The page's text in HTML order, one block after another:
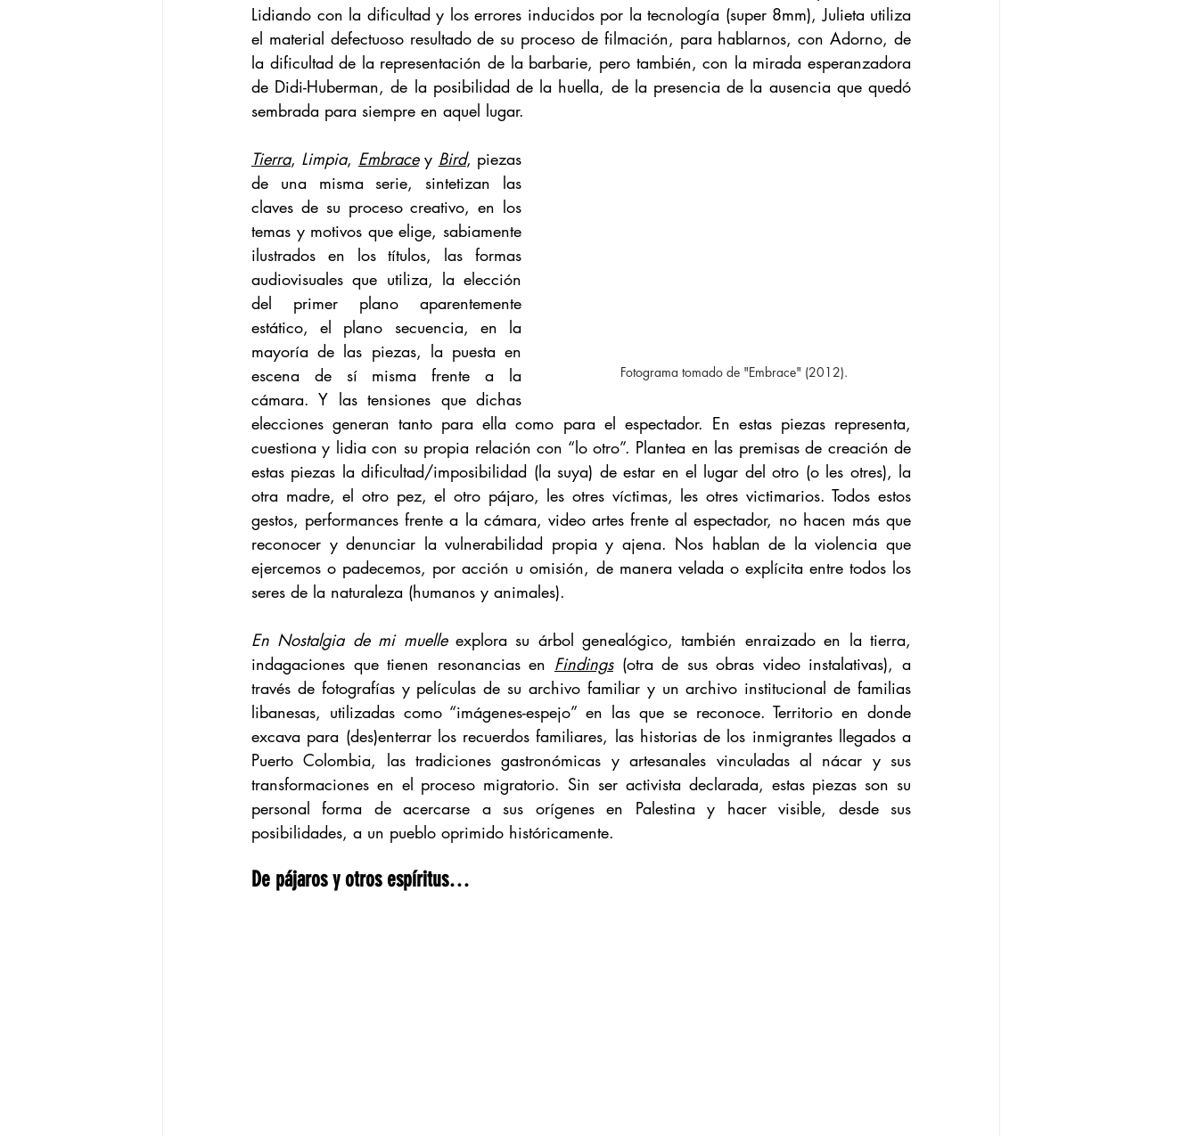
Lidiando con la dificultad y los errores inducidos por la tecnología (super 8mm), Julieta utiliza
el material defectuoso resultado de su proceso de filmación, para hablarnos, con Adorno, de
la dificultad de la representación de la barbarie, pero también, con la mirada esperanzadora
de Didi-Huberman, de la posibilidad de la huella, de la presencia de la ausencia que quedó
sembrada para siempre en aquel lugar.
Fotograma tomado de "Embrace" (2012).
Tierra, Limpia, Embrace y Bird, piezas
de una misma serie,
sintetizan
las
claves de su proceso creativo, en los
temas y motivos que elige, sabiamente
ilustrados en los títulos, las formas
audiovisuales que utiliza, la elección
del primer plano aparentemente
estático, el plano secuencia, en la
mayoría de las piezas, la puesta en
escena de sí misma frente a la
cámara. Y las tensiones que dichas
elecciones generan tanto para ella como para el espectador. En estas piezas representa,
cuestiona y lidia con su propia relación con “lo otro”. Plantea en las premisas de creación de
estas piezas la dificultad/imposibilidad (la suya) de estar en el lugar del otro (o les otres), la
otra madre, el otro pez, el otro pájaro, les otres víctimas, les otres victimarios. Todos estos
gestos, performances frente a la cámara, video artes frente al espectador, no hacen más que
reconocer y denunciar la vulnerabilidad propia y ajena. Nos hablan de la violencia que
ejercemos o padecemos, por acción u omisión, de manera velada o explícita entre todos los
seres de la naturaleza (humanos y animales).
En Nostalgia de mi muelle explora su árbol genealógico, también enraizado en la tierra,
indagaciones que tienen resonancias en Findings (otra de sus obras video instalativas), a
través de fotografías y películas de su archivo familiar y un archivo institucional de familias
libanesas, utilizadas como “imágenes-espejo” en las que se reconoce. Territorio en donde
excava para (des)enterrar los recuerdos familiares, las historias de los inmigrantes llegados a
Puerto Colombia, las tradiciones gastronómicas y artesanales vinculadas al nácar y sus
transformaciones en el proceso migratorio. Sin ser activista declarada, estas piezas son su
personal forma de acercarse a sus orígenes en Palestina y hacer visible, desde sus
posibilidades, a un pueblo oprimido históricamente.
De pájaros y otros espíritus…